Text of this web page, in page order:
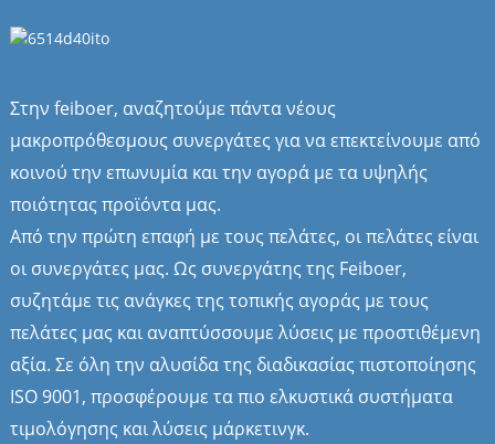
Στην feiboer, αναζητούμε πάντα νέους
μακροπρόθεσμους συνεργάτες για να επεκτείνουμε από
κοινού την επωνυμία και την αγορά με τα υψηλής
ποιότητας προϊόντα μας.
Από την πρώτη επαφή με τους πελάτες, οι πελάτες είναι
οι συνεργάτες μας. Ως συνεργάτης της Feiboer,
συζητάμε τις ανάγκες της τοπικής αγοράς με τους
πελάτες μας και αναπτύσσουμε λύσεις με προστιθέμενη
αξία. Σε όλη την αλυσίδα της διαδικασίας πιστοποίησης
ISO 9001, προσφέρουμε τα πιο ελκυστικά συστήματα
τιμολόγησης και λύσεις μάρκετινγκ.